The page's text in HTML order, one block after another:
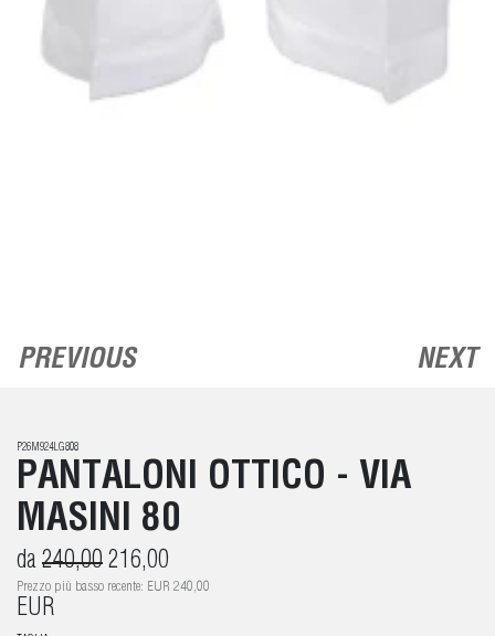
PREVIOUS NEXT
P26M924LG808
PANTALONI OTTICO - VIA
MASINI 80
da 240,00 216,00
Prezzo più basso recente: EUR 240,00
EUR